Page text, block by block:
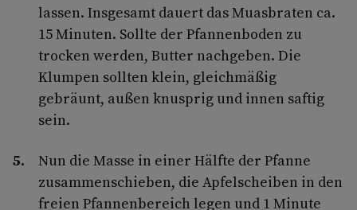
lassen. Insgesamt dauert das Muasbraten ca.
15 Minuten. Sollte der Pfannenboden zu
trocken werden, Butter nachgeben. Die
Klumpen sollten klein, gleichmäßig
gebräunt, außen knusprig und innen saftig
sein.
Nun die Masse in einer Hälfte der Pfanne
zusammenschieben, die Apfelscheiben in den
freien Pfannenbereich legen und 1 Minute